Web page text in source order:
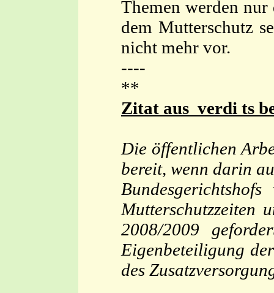
Themen werden
dem Mutterschutz
nicht mehr vor.
----
**
Zitat aus verdi ts
Die öffentlichen
bereit, wenn darin
Mutterschutzzeiten
2008/2009
Eigenbeteiligung
des